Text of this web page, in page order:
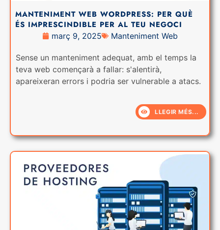
MANTENIMENT WEB WORDPRESS: PER QUÈ
ÉS IMPRESCINDIBLE PER AL TEU NEGOCI
març 9, 2025 Manteniment Web
Sense un manteniment adequat, amb el temps la
teva web començarà a fallar: s'alentirà,
apareixeran errors i podria ser vulnerable a atacs.
LLEGIR MÉS...